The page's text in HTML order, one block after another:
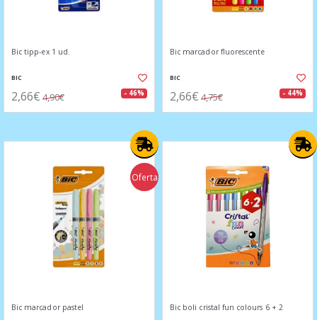
Bic tipp-ex 1 ud.
BIC
2,66€ 4,90€ - 46%
Bic marcador fluorescente
BIC
2,66€ 4,75€ - 44%
Oferta
Bic marcador pastel Bic boli cristal fun colours 6 + 2